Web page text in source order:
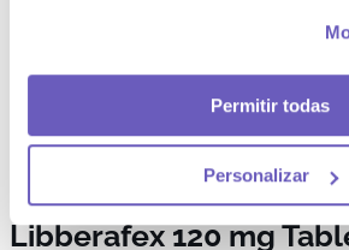
Permitir todas
Personalizar
Todos
Cargando comentarios…
Libberafex 120 mg